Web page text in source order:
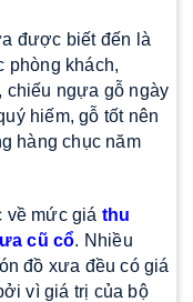
được biết đến là
phòng khách,
chiếu ngựa gỗ ngày
hiếm, gỗ tốt nên
hàng chục năm
về mức giá thu
cũ cổ. Nhiều
đồ xưa đều có giá
vì giá trị của bộ